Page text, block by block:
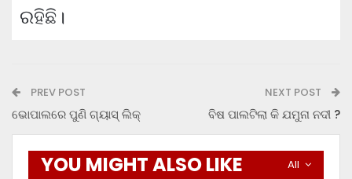
ରହିଛି।
PREV POST
ଭୋପାଲରେ ପୁଣି ଗ୍ୟାସ୍‌ ଲିକ୍
NEXT POST
ବିଷ ପାଲଟିଲା କି ଯମୁନା ନଦୀ ?
All
YOU MIGHT ALSO LIKE